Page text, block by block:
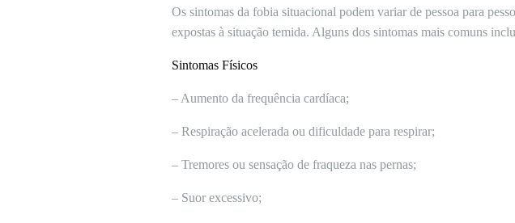
Os sintomas da fobia situacional podem variar de pessoa para
expostas à situação temida. Alguns dos sintomas mais comuns
Sintomas Físicos
– Aumento da frequência cardíaca;
– Respiração acelerada ou dificuldade para respirar;
– Tremores ou sensação de fraqueza nas pernas;
– Suor excessivo;